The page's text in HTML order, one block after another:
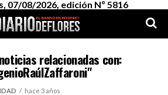
07/08/2026, edición Nº 5816
relacionadas con:
hace 3 años